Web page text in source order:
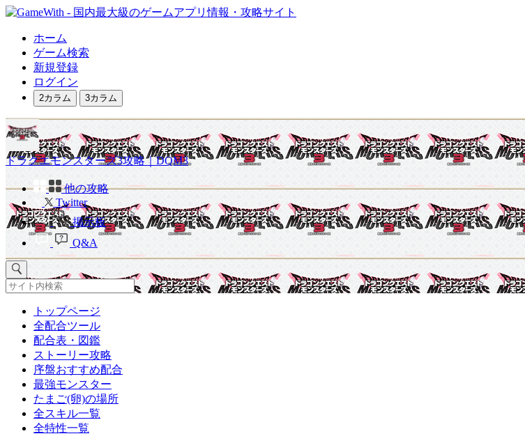
ホーム
ゲーム検索
新規登録
ログイン
2カラム 3カラム
ドラクエモンスターズ3攻略｜DQM3
他の攻略
Twitter
掲示板
Q&A
トップページ
全配合ツール
配合表・図鑑
ストーリー攻略
序盤おすすめ配合
最強モンスター
たまご(卵)の場所
全スキル一覧
全特性一覧